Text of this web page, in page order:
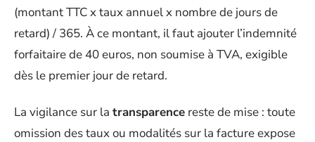
(montant TTC x taux annuel x nombre de jours de
retard) / 365. À ce montant, il faut ajouter l’indemnité
forfaitaire de 40 euros, non soumise à TVA, exigible
dès le premier jour de retard.
La vigilance sur la transparence reste de mise : toute
omission des taux ou modalités sur la facture expose